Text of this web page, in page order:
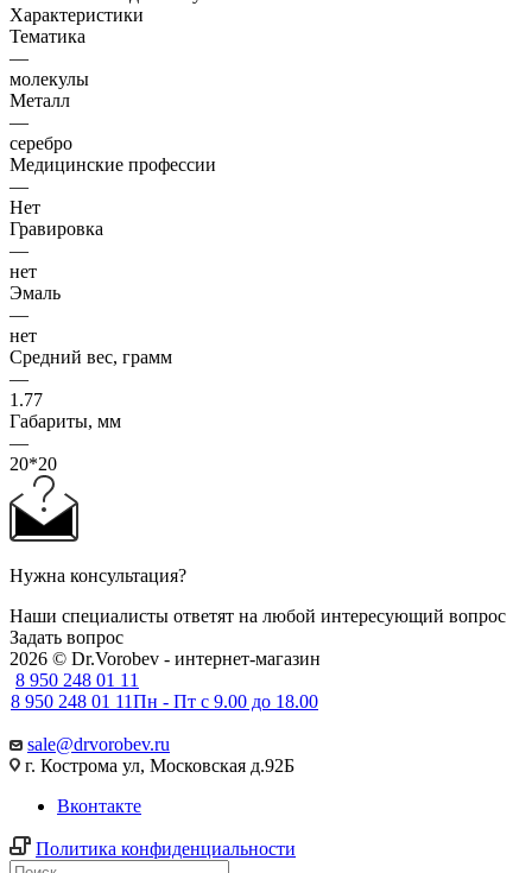
Характеристики
Тематика
—
молекулы
Металл
—
серебро
Медицинские профессии
—
Нет
Гравировка
—
нет
Эмаль
—
нет
Средний вес, грамм
—
1.77
Габариты, мм
—
20*20
Нужна консультация?
Наши специалисты ответят на любой интересующий вопрос
Задать вопрос
2026 © Dr.Vorobev - интернет-магазин
8 950 248 01 11
8 950 248 01 11Пн - Пт с 9.00 до 18.00
sale@drvorobev.ru
г. Кострома ул, Московская д.92Б
Вконтакте
Политика конфиденциальности